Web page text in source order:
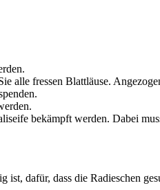
fressen Blattläuse.
bekämpft werden. Dabei
dafür, dass die Radieschen